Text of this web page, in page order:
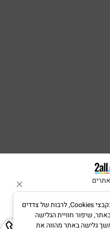
לידיעתך, באתרנו נעשה שימוש בקבצי Cookies, לרבות של צדדים
שיפור חוויית הגלישה
גלישה באתר מהווה את